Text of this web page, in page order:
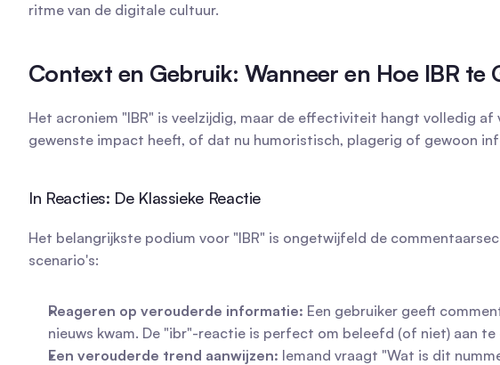
ritme van de digitale cultuur.
Context en Gebruik: Wanneer en Hoe IBR te
Het acroniem "IBR" is veelzijdig, maar de effectiviteit hangt volledig
gewenste impact heeft, of dat nu humoristisch, plagerig of gewoon
In Reacties: De Klassieke Reactie
Het belangrijkste podium voor "IBR" is ongetwijfeld de
scenario's:
Reageren op verouderde informatie: Een gebruiker geeft
nieuws kwam. De "ibr"-reactie is perfect om beleefd (of niet) aan
Een verouderde trend aanwijzen: Iemand vraagt "Wat is dit